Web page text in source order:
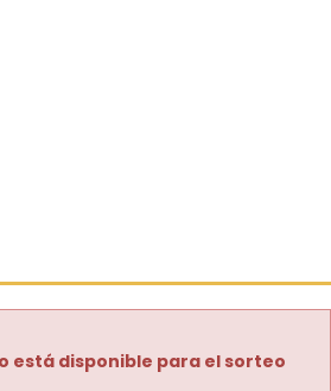
está disponible para el sorteo